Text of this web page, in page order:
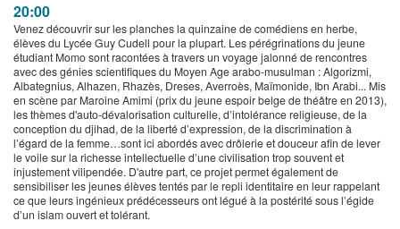
20:00
Venez découvrir sur les planches la quinzaine de comédiens en herbe,
élèves du Lycée Guy Cudell pour la plupart. Les pérégrinations du jeune
étudiant Momo sont racontées à travers un voyage jalonné de rencontres
avec des génies scientifiques du Moyen Age arabo-musulman : Algorizmi,
Albategnius, Alhazen, Rhazès, Dreses, Averroès, Maïmonide, Ibn Arabi... Mis
en scène par Maroine Amimi (prix du jeune espoir belge de théâtre en 2013),
les thèmes d'auto-dévalorisation culturelle, d’intolérance religieuse, de la
conception du djihad, de la liberté d’expression, de la discrimination à
l’égard de la femme…sont ici abordés avec drôlerie et douceur afin de lever
le voile sur la richesse intellectuelle d’une civilisation trop souvent et
injustement vilipendée. D'autre part, ce projet permet également de
sensibiliser les jeunes élèves tentés par le repli identitaire en leur rappelant
ce que leurs ingénieux prédécesseurs ont légué à la postérité sous l’égide
d’un islam ouvert et tolérant.